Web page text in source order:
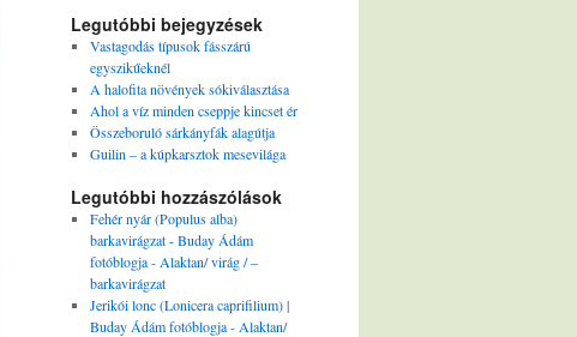
Legutóbbi bejegyzések
Vastagodás típusok fásszárú
egyszikűeknél
A halofita növények sókiválasztása
Ahol a víz minden cseppje kincset ér
Összeboruló sárkányfák alagútja
Guilin – a kúpkarsztok mesevilága
Legutóbbi hozzászólások
Fehér nyár (Populus alba)
barkavirágzat - Buday Ádám
fotóblogja- Alaktan/ virág / –
barkavirágzat
Jerikói lonc (Lonicera caprifilium) |
Buday Ádám fotóblogja- Alaktan/